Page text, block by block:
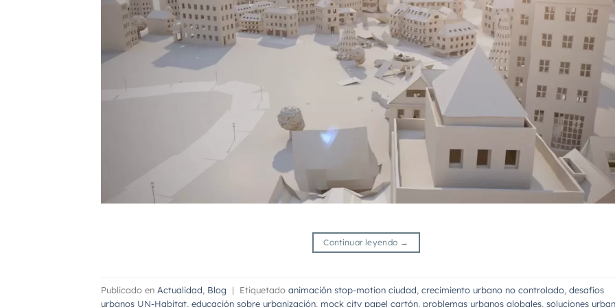
Continuar leyendo →
Publicado en Actualidad Blog | Etiquetado animación stop-motion ciudad crecimiento urbano no controlado desafíos
urbanos UN-Habitat educación sobre urbanización mock city papel cartón problemas urbanos globales soluciones